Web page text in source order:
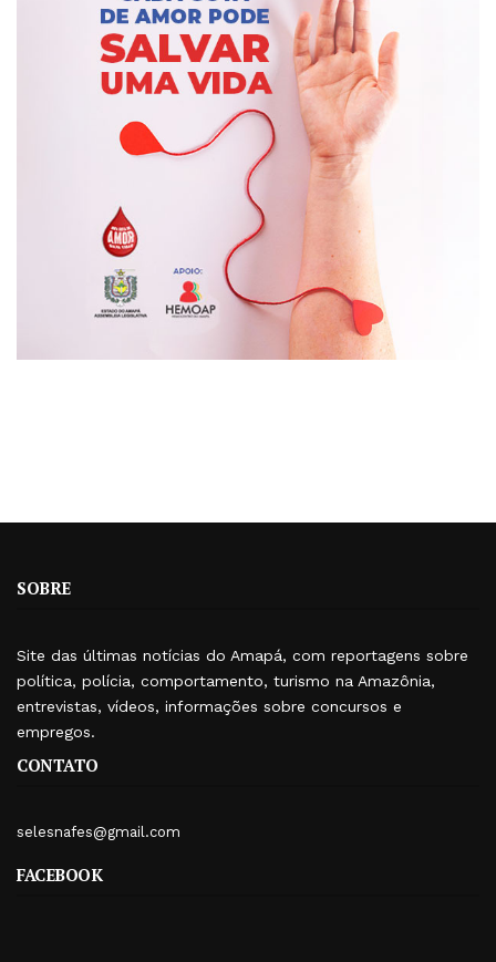
SOBRE
Site das últimas notícias do Amapá, com reportagens sobre
política, polícia, comportamento, turismo na Amazônia,
entrevistas, vídeos, informações sobre concursos e
empregos.
CONTATO
selesnafes@gmail.com
FACEBOOK